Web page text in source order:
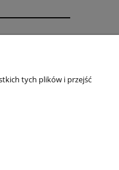
tych plików i przejść